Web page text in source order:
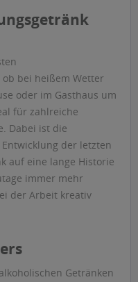
ob bei heißem Wetter
oder im Gasthaus um
für zahlreiche
Dabei ist die
der letzten
auf eine lange Historie
immer mehr
der Arbeit kreativ
Getränken